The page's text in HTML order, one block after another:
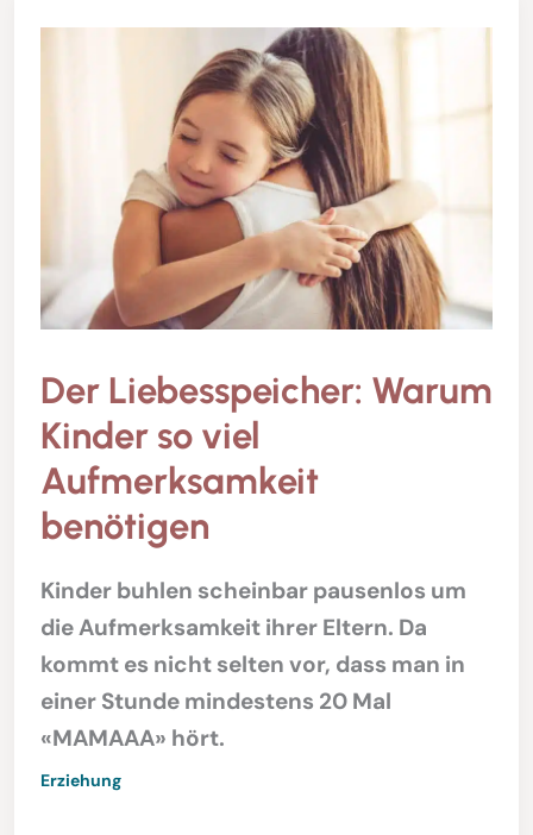
Der Liebesspeicher: Warum
Kinder so viel
Aufmerksamkeit
benötigen
Kinder buhlen scheinbar pausenlos um
die Aufmerksamkeit ihrer Eltern. Da
kommt es nicht selten vor, dass man in
einer Stunde mindestens 20 Mal
«MAMAAA» hört.
Erziehung